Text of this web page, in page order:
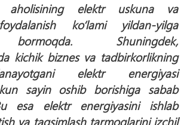
aholisining elektr uskuna va
ko‘lami yildan-yilga
Shuningdek,
kichik biznes va tadbirkorlikning
elektr energiyasi
sayin oshib borishiga sabab
esa elektr energiyasini ishlab
va taqsimlash tarmoqlarini izchil